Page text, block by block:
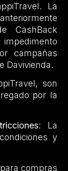
La
CashBack
campañas
Davivienda.
son
por la
: La
y
compras